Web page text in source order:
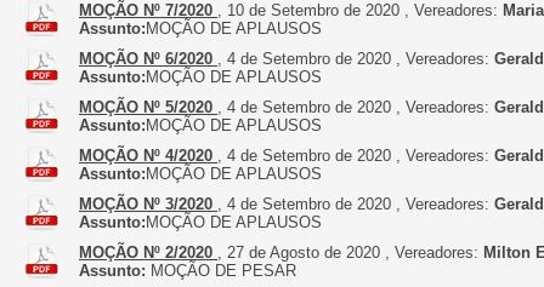
MOÇÃO Nº 7/2020 , 10 de Setembro de 2020 , Vereadores:
Assunto: MOÇÃO DE APLAUSOS
MOÇÃO Nº 6/2020 , 4 de Setembro de 2020 , Vereadores:
Assunto: MOÇÃO DE APLAUSOS
MOÇÃO Nº 5/2020 , 4 de Setembro de 2020 , Vereadores:
Assunto: MOÇÃO DE APLAUSOS
MOÇÃO Nº 4/2020 , 4 de Setembro de 2020 , Vereadores:
Assunto: MOÇÃO DE APLAUSOS
MOÇÃO Nº 3/2020 , 4 de Setembro de 2020 , Vereadores:
Assunto: MOÇÃO DE APLAUSOS
MOÇÃO Nº 2/2020 , 27 de Agosto de 2020 , Vereadores: Milton
Assunto: MOÇÃO DE PESAR